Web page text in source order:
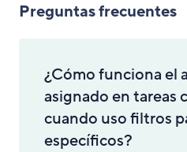
Preguntas frecuentes
¿Cómo funciona el
asignado en tareas
cuando uso filtros
específicos?